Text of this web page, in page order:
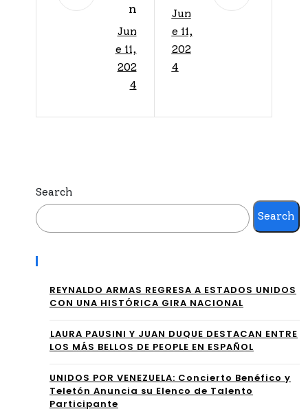
n
un
gol
de
sil
se
sob
re
Mé
xic
Jun
e 11,
202
4
saU
niv
isio
An
nea
n
de
Tal
ent
os
Jun
e 11,
202
4
Search
Search
REYNALDO ARMAS REGRESA A ESTADOS UNIDOS
CON UNA HISTÓRICA GIRA NACIONAL
⁠LAURA PAUSINI Y JUAN DUQUE DESTACAN ENTRE
LOS MÁS BELLOS DE PEOPLE EN ESPAÑOL
UNIDOS POR VENEZUELA: Concierto Benéfico y
Teletón Anuncia su Elenco de Talento
Participante